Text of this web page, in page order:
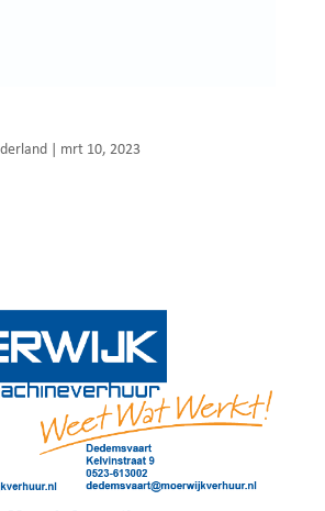
| mrt 10, 2023